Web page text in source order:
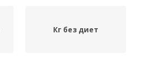
Кг без диет